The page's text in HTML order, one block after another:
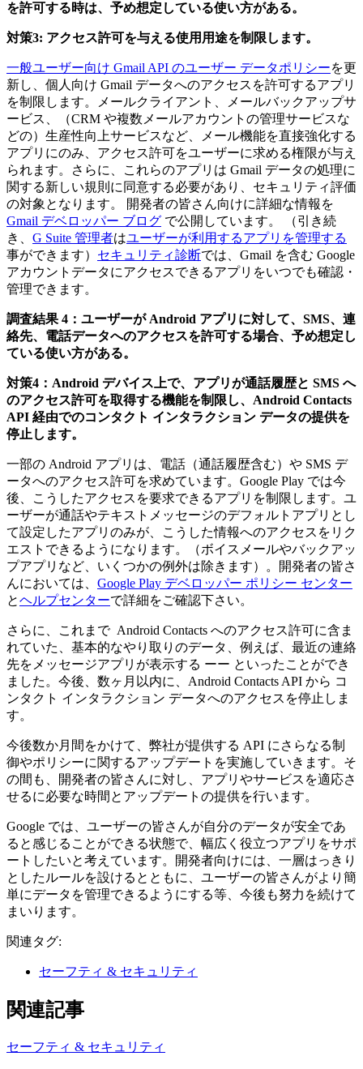
を許可する時は、予め想定している使い方がある。
対策3: アクセス許可を与える使用用途を制限します。
一般ユーザー向け Gmail API のユーザー データポリシーを更
新し、個人向け Gmail データへのアクセスを許可するアプリ
を制限します。メールクライアント、メールバックアップサ
ービス、（CRM や複数メールアカウントの管理サービスな
どの）生産性向上サービスなど、メール機能を直接強化する
アプリにのみ、アクセス許可をユーザーに求める権限が与え
られます。さらに、これらのアプリは Gmail データの処理に
関する新しい規則に同意する必要があり、セキュリティ評価
の対象となります。 開発者の皆さん向けに詳細な情報を
Gmail デベロッパー ブログ で公開しています。 （引き続
き、 G Suite 管理者はユーザーが利用するアプリを管理する
事ができます） セキュリティ診断では、Gmail を含む Google
アカウントデータにアクセスできるアプリをいつでも確認・
管理できます。
調査結果 4：ユーザーが Android アプリに対して、SMS、連
絡先、電話データへのアクセスを許可する場合、予め想定し
ている使い方がある。
対策4：Android デバイス上で、アプリが通話履歴と SMS へ
のアクセス許可を取得する機能を制限し、Android Contacts
API 経由でのコンタクト インタラクション データの提供を
停止します。
一部の Android アプリは、電話（通話履歴含む）や SMS デ
ータへのアクセス許可を求めています。Google Play では今
後、こうしたアクセスを要求できるアプリを制限します。ユ
ーザーが通話やテキストメッセージのデフォルトアプリとし
て設定したアプリのみが、こうした情報へのアクセスをリク
エストできるようになります。（ボイスメールやバックアッ
プアプリなど、いくつかの例外は除きます）。開発者の皆さ
んにおいては、 Google Play デベロッパー ポリシー センター
とヘルプセンターで詳細をご確認下さい。
さらに、これまで Android Contacts へのアクセス許可に含ま
れていた、基本的なやり取りのデータ、例えば、最近の連絡
先をメッセージアプリが表示する ーー といったことができ
ました。今後、数ヶ月以内に、Android Contacts API から コ
ンタクト インタラクション データへのアクセスを停止しま
す。
今後数か月間をかけて、弊社が提供する API にさらなる制
御やポリシーに関するアップデートを実施していきます。そ
の間も、開発者の皆さんに対し、アプリやサービスを適応さ
せるに必要な時間とアップデートの提供を行います。
Google では、ユーザーの皆さんが自分のデータが安全であ
ると感じることができる状態で、幅広く役立つアプリをサポ
ートしたいと考えています。開発者向けには、一層はっきり
としたルールを設けるとともに、ユーザーの皆さんがより簡
単にデータを管理できるようにする等、今後も努力を続けて
まいります。
関連タグ:
セーフティ & セキュリティ
関連記事
セーフティ & セキュリティ